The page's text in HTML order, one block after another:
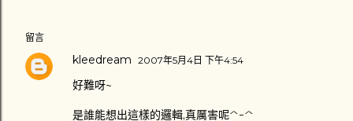
留言
kleedream 2007年5月4日 下午4:54
好難呀~
是誰能想出這樣的邏輯,真厲害呢^-^